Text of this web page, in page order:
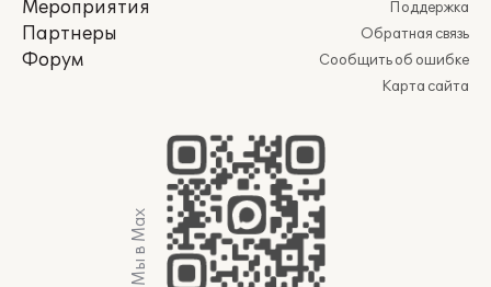
Мероприятия
Партнеры
Форум
Поддержка
Обратная связь
Сообщить об ошибке
Карта сайта
Мы в Max